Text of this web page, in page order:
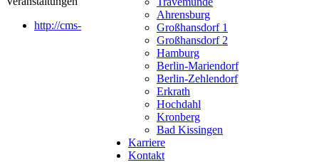
Ahrensburg
Großhansdorf 1
Großhansdorf 2
Hamburg
Berlin-Mariendorf
Berlin-Zehlendorf
Erkrath
Hochdahl
Kronberg
Bad Kissingen
Karriere
Kontakt
http://cms-